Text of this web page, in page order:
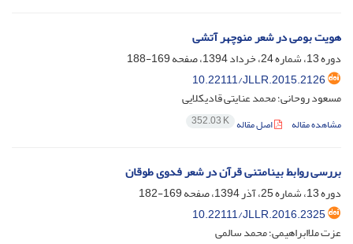
هویت بومی در شعر منوچهر آتشی
دوره 13، شماره 24، خرداد 1394، صفحه
169-188
10.22111/JLLR.2015.2126
مسعود روحانی؛ محمد عنایتی قادیکلایی
مشاهده مقاله اصل مقاله 352.03 K
بررسی روابط بینامتنی قرآن در شعر فدوی طوقان
دوره 13، شماره 25، آذر 1394، صفحه
169-182
10.22111/JLLR.2016.2325
عزت ملاابراهیمی؛ محمد سالمی